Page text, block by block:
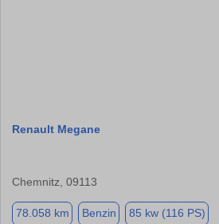
Renault Megane
Chemnitz, 09113
78.058 km Benzin 85 kw (116 PS)